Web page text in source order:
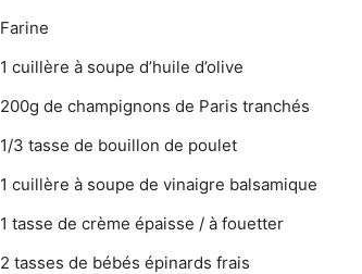
Farine
1 cuillère à soupe d’huile d’olive
200g de champignons de Paris tranchés
1/3 tasse de bouillon de poulet
1 cuillère à soupe de vinaigre balsamique
1 tasse de crème épaisse / à fouetter
2 tasses de bébés épinards frais